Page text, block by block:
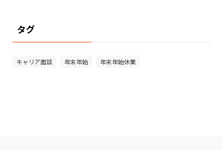
タグ
キャリア面談 年末年始 年末年始休業